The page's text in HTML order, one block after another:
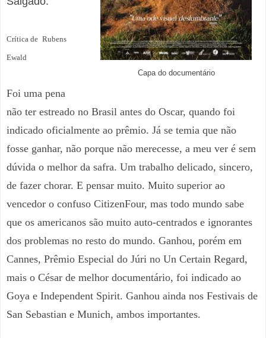
Capa do documentário
Crítica de Rubens
Ewald
Foi uma pena
não ter estreado no Brasil antes do Oscar, quando foi
indicado oficialmente ao prêmio. Já se temia que não
fosse ganhar, não porque não merecesse, a meu ver é sem
dúvida o melhor da safra. Um trabalho delicado, sincero,
de fazer chorar. E pensar muito. Muito superior ao
vencedor o confuso CitizenFour, mas todo mundo sabe
que os americanos são muito auto-centrados e ignorantes
dos problemas no resto do mundo. Ganhou, porém em
Cannes, Prêmio Especial do Júri no Un Certain Regard,
mais o César de melhor documentário, foi indicado ao
Goya e Independent Spirit. Ganhou ainda nos Festivais de
San Sebastian e Munich, ambos importantes.